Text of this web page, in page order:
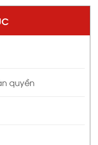
quyền